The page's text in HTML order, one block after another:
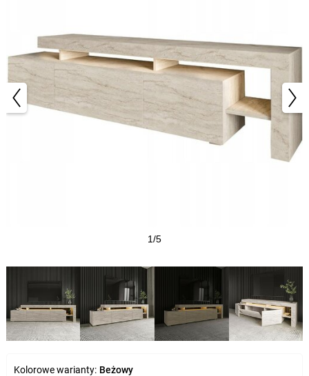
1/5
Kolorowe warianty: Beżowy